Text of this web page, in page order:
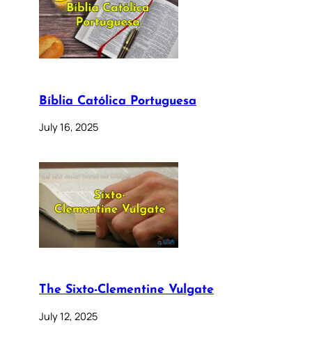
Bíblia Católica Portuguesa
July 16, 2025
The Sixto-Clementine Vulgate
July 12, 2025